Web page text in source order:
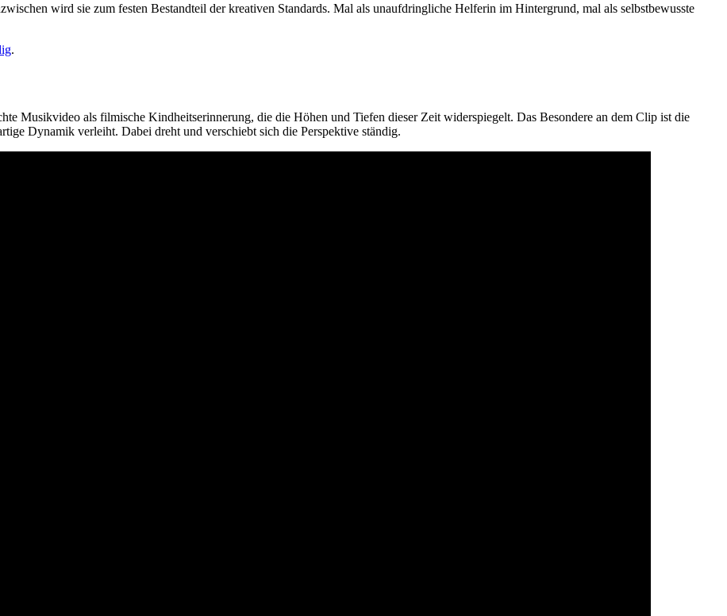
wird sie zum festen Bestandteil der kreativen Standards. Mal als unaufdringliche Helferin im Hintergrund, mal als selbstbewusste
.
Musikvideo als filmische Kindheitserinnerung, die die Höhen und Tiefen dieser Zeit widerspiegelt. Das Besondere an dem Clip ist die
Dynamik verleiht. Dabei dreht und verschiebt sich die Perspektive ständig.